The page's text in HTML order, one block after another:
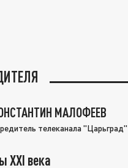
МАЛОФЕЕВ
телеканала "Царьград"
XXI века